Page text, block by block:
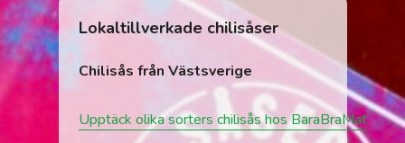
Lokaltillverkade chilisåser
Chilisås från Västsverige
Upptäck olika sorters chilisås hos BaraBraMat